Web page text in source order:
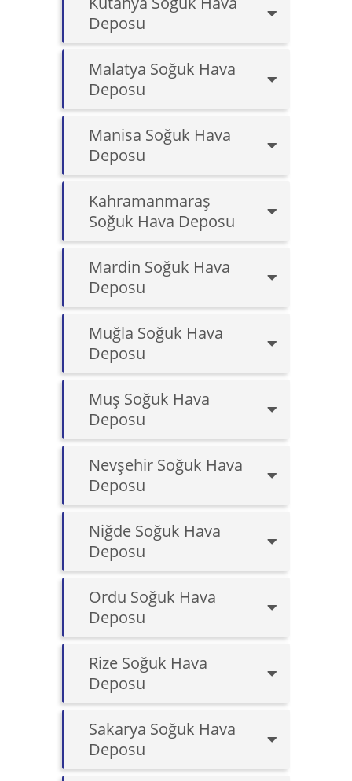
Deposu
Malatya Soğuk Hava
Deposu
Manisa Soğuk Hava
Deposu
Kahramanmaraş
Soğuk Hava Deposu
Mardin Soğuk Hava
Deposu
Muğla Soğuk Hava
Deposu
Muş Soğuk Hava
Deposu
Nevşehir Soğuk Hava
Deposu
Niğde Soğuk Hava
Deposu
Ordu Soğuk Hava
Deposu
Rize Soğuk Hava
Deposu
Sakarya Soğuk Hava
Deposu